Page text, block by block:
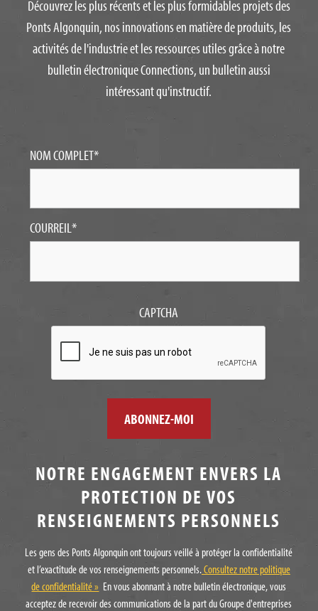
Découvrez les plus récents et les plus formidables projets des
Ponts Algonquin, nos innovations en matière de produits, les
activités de l'industrie et les ressources utiles grâce à notre
bulletin électronique Connections, un bulletin aussi
intéressant qu'instructif.
NOM COMPLET*
COURREIL*
CAPTCHA
NOTRE ENGAGEMENT ENVERS LA
PROTECTION DE VOS
RENSEIGNEMENTS PERSONNELS
Les gens des Ponts Algonquin ont toujours veillé à protéger la confidentialité
et l’exactitude de vos renseignements personnels.Consultez notre politique
de confidentialité » En vous abonnant à notre bulletin électronique, vous
acceptez de recevoir des communications de la part du Groupe d'entreprises